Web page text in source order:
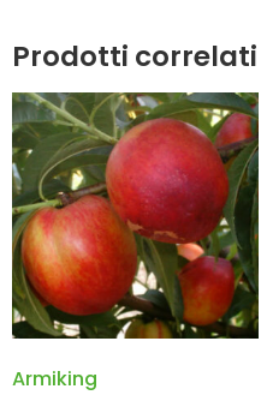
Prodotti correlati
Armiking